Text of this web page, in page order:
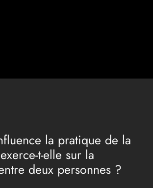
la pratique de la
t-elle sur la
deux personnes ?